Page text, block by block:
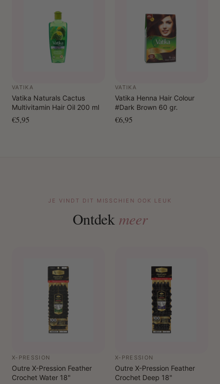
VATIKA
Vatika Naturals Cactus
Multivitamin Hair Oil 200 ml
€5,95
VATIKA
Vatika Henna Hair Colour
#Dark Brown 60 gr.
€6,95
JE VINDT DIT MISSCHIEN OOK LEUK
Ontdek meer
X-PRESSION
Outre X-Pression Feather
Crochet Water 18"
X-PRESSION
Outre X-Pression Feather
Crochet Deep 18"